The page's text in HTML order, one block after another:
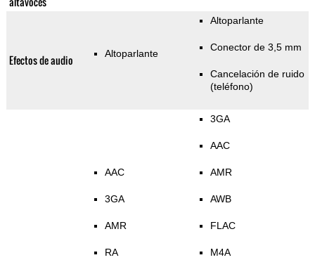
Efectos de audio Altoparlante
Altoparlante
Conector de 3,5 mm
Cancelación de ruido
(teléfono)
AAC
3GA
AMR
RA
3GA
AAC
AMR
AWB
FLAC
M4A